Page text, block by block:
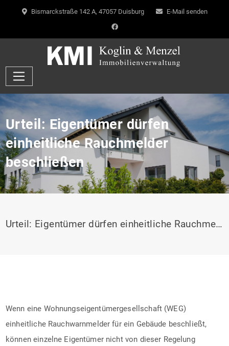
Bismarckstraße 142 A, 47057 Duisburg E-Mail senden
Urteil: Eigentümer dürfen
einheitliche Rauchmelder
beschließen
Urteil: Eigentümer dürfen einheitliche Rauchmelder beschließen
Wenn eine Wohnungseigentümergesellschaft (WEG)
einheitliche Rauchwarnmelder für ein Gebäude beschließt,
können einzelne Eigentümer nicht von dieser Regelung